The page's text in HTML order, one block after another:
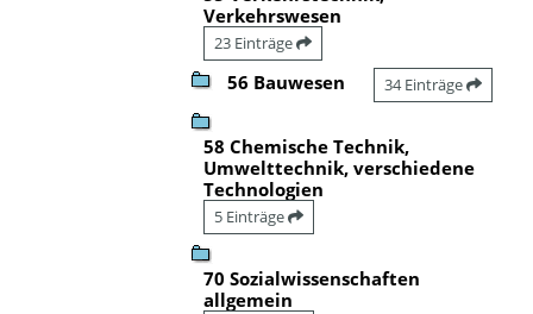
Verkehrswesen
23 Einträge
56 Bauwesen 34 Einträge
58 Chemische Technik,
Umwelttechnik, verschiedene
Technologien
5 Einträge
70 Sozialwissenschaften
allgemein